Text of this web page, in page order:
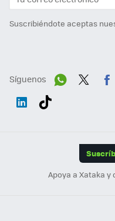
Suscribiéndote aceptas
Síguenos
Apoya a Xataka